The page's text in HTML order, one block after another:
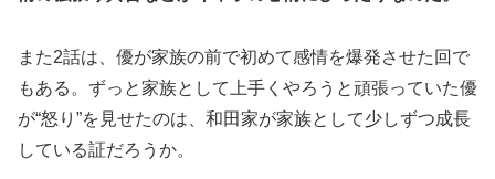
また2話は、優が家族の前で初めて感情を爆発させた回で
もある。ずっと家族として上手くやろうと頑張っていた優
が“怒り”を見せたのは、和田家が家族として少しずつ成長
している証だろうか。